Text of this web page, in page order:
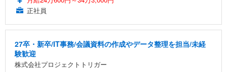
正社員
27卒・新卒/IT事務/会議資料の作成やデータ整理を担当/未経
験歓迎
株式会社プロジェクトトリガー